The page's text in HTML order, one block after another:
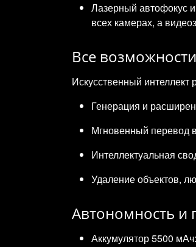
Лазерный автофокус
всех камерах, а
Все
Искусственный
Генерация и
Мгновенный перевод
Интеллектуальная
Удаление объектов,
Автономность и
Аккумулятор 5500